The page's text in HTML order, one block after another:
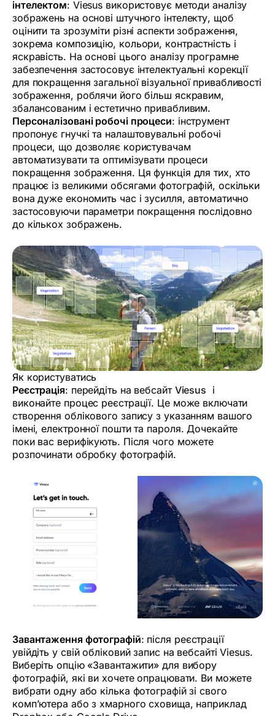
інтелектом: Viesus використовує методи аналізу
зображень на основі штучного інтелекту, щоб
оцінити та зрозуміти різні аспекти зображення,
зокрема композицію, кольори, контрастність і
яскравість. На основі цього аналізу програмне
забезпечення застосовує інтелектуальні корекції
для покращення загальної візуальної привабливості
зображення, роблячи його більш яскравим,
збалансованим і естетично привабливим.
Персоналізовані робочі процеси: інструмент
пропонує гнучкі та налаштовувальні робочі
процеси, що дозволяє користувачам
автоматизувати та оптимізувати процеси
покращення зображення. Ця функція для тих, хто
працює із великими обсягами фотографій, оскільки
вона дуже економить час і зусилля, автоматично
застосовуючи параметри покращення послідовно
до кількох зображень.
Як користуватись
Реєстрація: перейдіть на вебсайт Viesus і
виконайте процес реєстрації. Це може включати
створення облікового запису з указанням вашого
імені, електронної пошти та пароля. Дочекайте
поки вас верифікують. Після чого можете
розпочинати обробку фотографій.
Завантаження фотографій: після реєстрації
увійдіть у свій обліковий запис на вебсайті Viesus.
Виберіть опцію «Завантажити» для вибору
фотографій, які ви хочете опрацювати. Ви можете
вибрати одну або кілька фотографій зі свого
комп’ютера або з хмарного сховища, наприклад